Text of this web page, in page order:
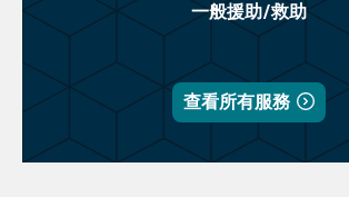
一般援助/救助
查看所有服務